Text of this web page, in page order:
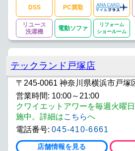
DSS PC買取
リユース
洗濯機
電動ソファ
リフォーム
ショールーム
テックランド戸塚店
〒245-0061 神奈川県横浜市戸塚
営業時間: 10:00～21:00
クワイエットアワーを毎週火曜
施中。詳細はこちらへ
電話番号: 045-410-6661
店舗情報を見る